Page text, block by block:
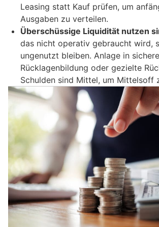
Leasing statt Kauf prüfen, um
Ausgaben zu verteilen.
Überschüssige Liquidität nutzen
das nicht operativ gebraucht wird,
ungenutzt bleiben. Anlage in
Rücklagenbildung oder gezielte
Schulden sind Mittel, um Mittelsoff